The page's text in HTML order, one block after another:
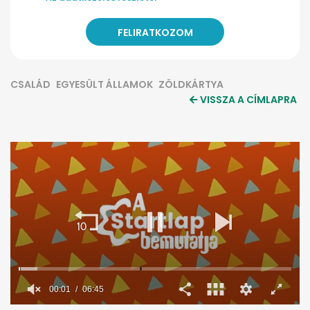
CSALÁD EGYESÜLT ÁLLAMOK ZÖLDKÁRTYA
VISSZA A CÍMLAPRA